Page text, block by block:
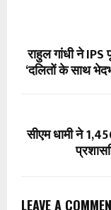
राहुल गांधी ने
‘दलितों के साथ
सीएम धामी ने
LEAVE A